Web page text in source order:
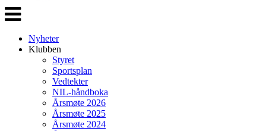
Veksle
navigasjon
Nyheter
Klubben
Styret
Sportsplan
Vedtekter
NIL-håndboka
Årsmøte 2026
Årsmøte 2025
Årsmøte 2024